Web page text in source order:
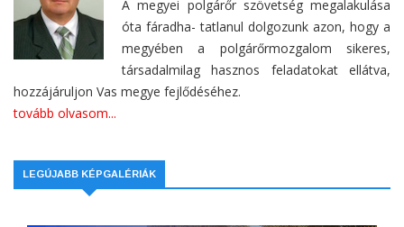
A megyei polgárőr szövetség megalakulása
óta fáradha- tatlanul dolgozunk azon, hogy a
megyében a polgárőrmozgalom sikeres,
társadalmilag hasznos feladatokat ellátva,
hozzájáruljon Vas megye fejlődéséhez.
tovább olvasom...
LEGÚJABB KÉPGALÉRIÁK